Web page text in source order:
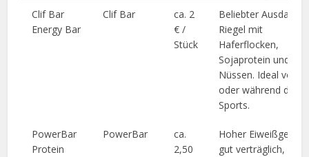
Clif Bar
Energy Bar
Clif Bar
ca. 2
€ /
Stück
Beliebter Ausdauer-
Riegel mit
Haferflocken,
Sojaprotein und
Nüssen. Ideal vor
oder während des
Sports.
PowerBar
Protein
PowerBar
ca.
2,50
Hoher Eiweißgehalt,
gut verträglich,